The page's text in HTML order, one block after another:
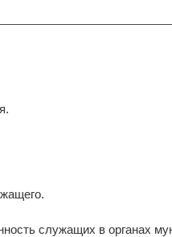
служащих в органах